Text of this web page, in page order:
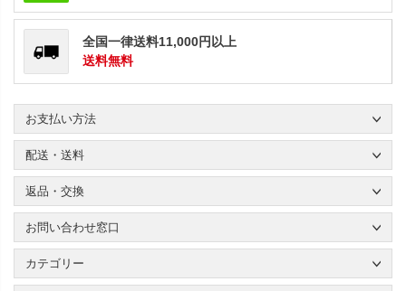
全国一律送料11,000円以上
送料無料
お支払い方法
配送・送料
返品・交換
お問い合わせ窓口
カテゴリー